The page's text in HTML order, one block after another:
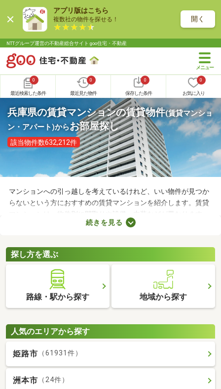
アプリ版はこちら
複数社の物件を探せる！ 開く
NTTグループ運営の不動産総合サイト goo住宅・不動産
0
最近検索した条件
0
最近見た物件
0
保存した条件
0
お気に入り
兵庫県の賃貸マンションの賃貸物件(賃貸マンショ
ン・アパート)からお部屋探し
該当物件数632,212件
マンションへの引っ越しを考えているけれど、いい物件が見つか
らないという方におすすめの賃貸マンションを紹介します。賃貸
マンションは、物件別に間取りや設備、内装などが異なります。
複数の物件を見比べて、希望や好みにぴったりなお部屋を見つけ
貸マンションを比較してみてくださいね。
続きを見る
探し方を選ぶ
路線・駅から探す 地域から探す
人気のエリアから探す
姫路市 （61931件）
洲本市 （24件）